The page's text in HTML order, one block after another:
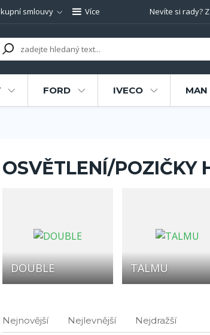
smlouvy Více Nevíte si rady?
FORD IVECO MAN
OSVĚTLENÍ/POZIČKY
DOUBLE TALMU
Nejnovější Nejlevnější Nejdražší